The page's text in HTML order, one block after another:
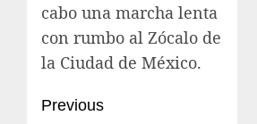
cabo una marcha lenta
con rumbo al Zócalo de
la Ciudad de México.
Previous